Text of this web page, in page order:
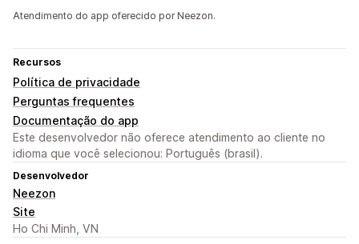
Atendimento do app oferecido por Neezon.
Recursos
Política de privacidade
Perguntas frequentes
Documentação do app
Este desenvolvedor não oferece atendimento ao cliente no
idioma que você selecionou: Português (brasil).
Desenvolvedor
Neezon
Site
Ho Chi Minh, VN